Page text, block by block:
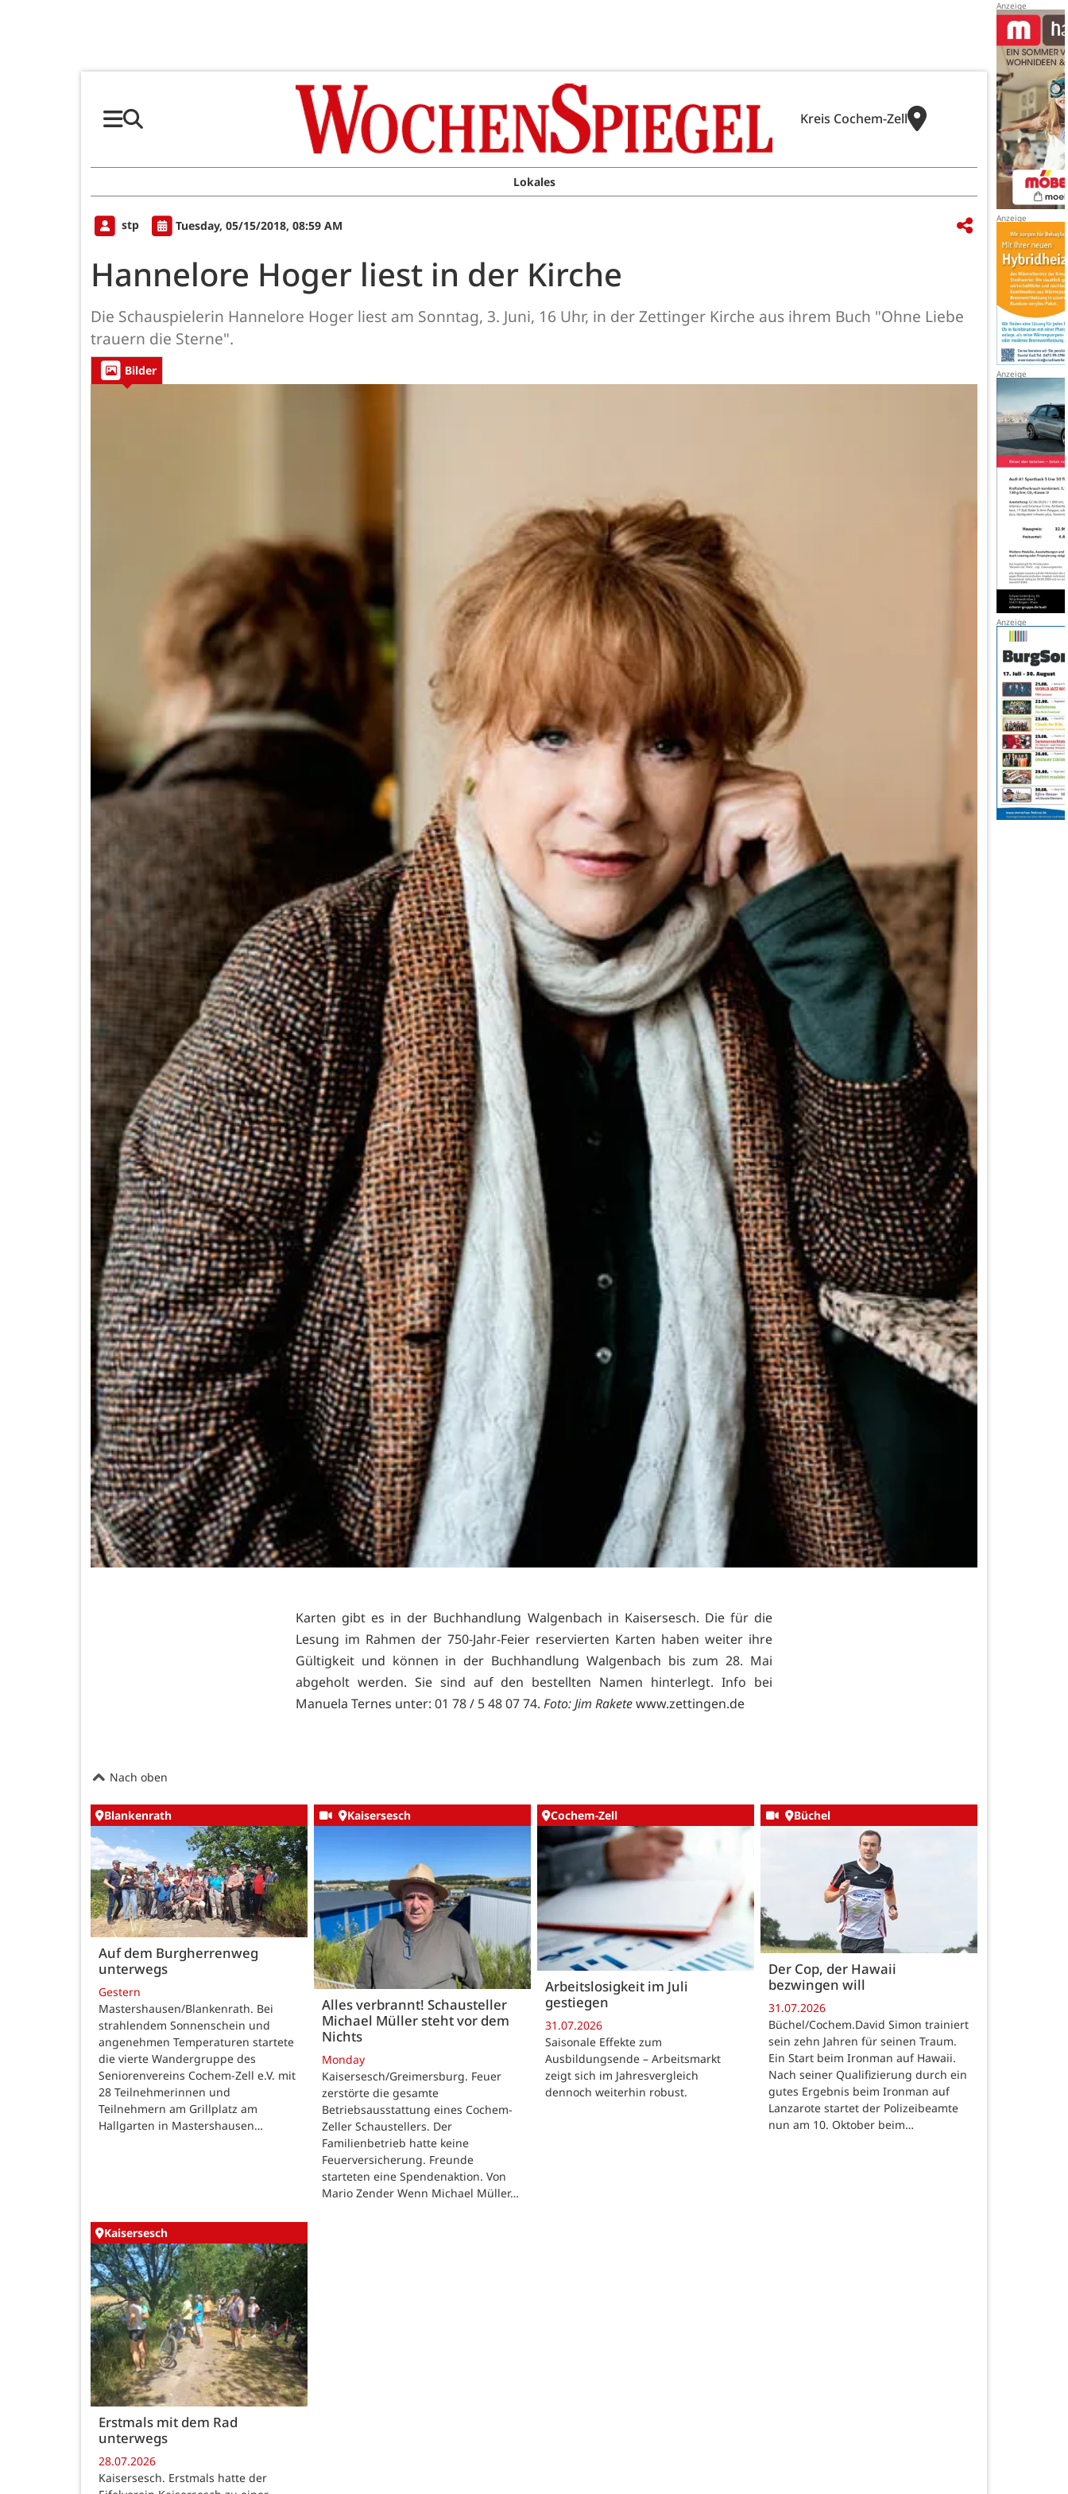
Kreis Cochem-Zell
Lokales
stp Tuesday, 05/15/2018, 08:59 AM
Hannelore Hoger liest in der Kirche
Die Schauspielerin Hannelore Hoger liest am Sonntag, 3. Juni, 16 Uhr, in der Zettinger Kirche aus ihrem Buch "Ohne Liebe
trauern die Sterne".
Bilder
Karten gibt es in der Buchhandlung Walgenbach in Kaisersesch. Die für die
Lesung im Rahmen der 750-Jahr-Feier reservierten Karten haben weiter ihre
Gültigkeit und können in der Buchhandlung Walgenbach bis zum 28. Mai
abgeholt werden. Sie sind auf den bestellten Namen hinterlegt. Info bei
Manuela Ternes unter: 01 78 / 5 48 07 74. Foto: Jim Raketewww.zettingen.de
Nach oben
Blankenrath
Auf dem Burgherrenweg
unterwegs
Gestern
Mastershausen/Blankenrath. Bei
strahlendem Sonnenschein und
angenehmen Temperaturen startete
die vierte Wandergruppe des
Seniorenvereins Cochem-Zell e.V. mit
28 Teilnehmerinnen und
Teilnehmern am Grillplatz am
Hallgarten in Mastershausen…
Kaisersesch
Alles verbrannt! Schausteller
Michael Müller steht vor dem
Nichts
Monday
Kaisersesch/Greimersburg. Feuer
zerstörte die gesamte
Betriebsausstattung eines Cochem-
Zeller Schaustellers. Der
Familienbetrieb hatte keine
Feuerversicherung. Freunde
starteten eine Spendenaktion. Von
Mario Zender Wenn Michael Müller…
Cochem-Zell
Arbeitslosigkeit im Juli
gestiegen
31.07.2026
Saisonale Effekte zum
Ausbildungsende – Arbeitsmarkt
zeigt sich im Jahresvergleich
dennoch weiterhin robust.
Büchel
Der Cop, der Hawaii
bezwingen will
31.07.2026
Büchel/Cochem.David Simon trainiert
sein zehn Jahren für seinen Traum.
Ein Start beim Ironman auf Hawaii.
Nach seiner Qualifizierung durch ein
gutes Ergebnis beim Ironman auf
Lanzarote startet der Polizeibeamte
nun am 10. Oktober beim…
Kaisersesch
Erstmals mit dem Rad
unterwegs
28.07.2026
Kaisersesch. Erstmals hatte der